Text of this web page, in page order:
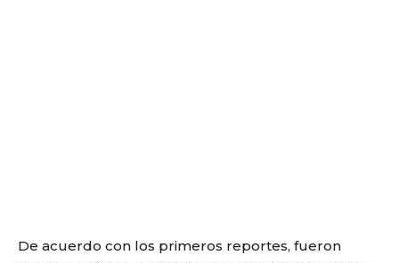
De acuerdo con los primeros reportes, fueron